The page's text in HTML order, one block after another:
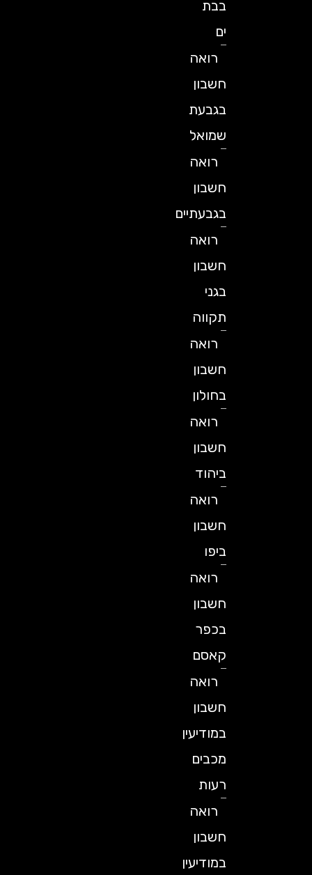
רואה
חשבון
בגבעת
שמואל
רואה
חשבון
בגבעתיים
רואה
חשבון
תקווה
רואה
חשבון
בחולון
רואה
חשבון
ביהוד
רואה
חשבון
רואה
חשבון
בכפר
קאסם
רואה
חשבון
במודיעין
מכבים
רעות
רואה
חשבון
במודיעין